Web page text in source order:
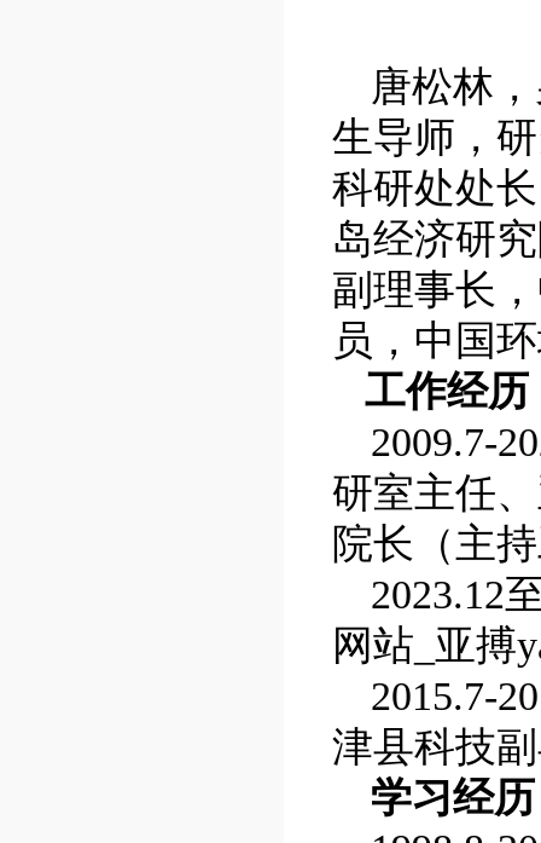
唐松林
生导师，
科研处处
岛经济研
副理事长
员，中国
工作经历
2009.7-
研室主任
院长（主
2023.12
网站_亚搏
2015.7-
津县科技
学习经